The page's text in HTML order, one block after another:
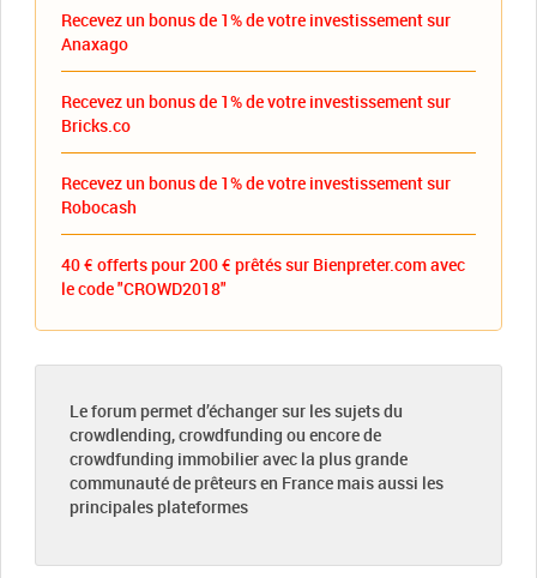
Recevez un bonus de 1% de votre investissement sur
Anaxago
Recevez un bonus de 1% de votre investissement sur
Bricks.co
Recevez un bonus de 1% de votre investissement sur
Robocash
40 € offerts pour 200 € prêtés sur Bienpreter.com avec
le code "CROWD2018"
Le forum permet d’échanger sur les sujets du
crowdlending, crowdfunding ou encore de
crowdfunding immobilier avec la plus grande
communauté de prêteurs en France mais aussi les
principales plateformes